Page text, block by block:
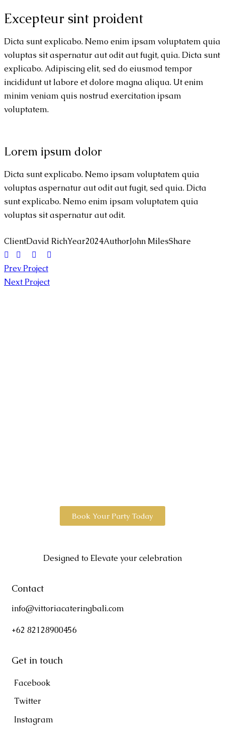
Excepteur sint proident
Dicta sunt explicabo. Nemo enim ipsam voluptatem quia
voluptas sit aspernatur aut odit aut fugit, quia. Dicta sunt
explicabo. Adipiscing elit, sed do eiusmod tempor
incididunt ut labore et dolore magna aliqua. Ut enim
minim veniam quis nostrud exercitation ipsam
voluptatem.
Lorem ipsum dolor
Dicta sunt explicabo. Nemo ipsam voluptatem quia
voluptas aspernatur aut odit aut fugit, sed quia. Dicta
sunt explicabo. Nemo enim ipsam voluptatem quia
voluptas sit aspernatur aut odit.
ClientDavid RichYear2024AuthorJohn MilesShare
Prev Project
Next Project
Book Your Party Today
Designed to Elevate your celebration
Contact
info@vittoriacateringbali.com
+62 82128900456
Get in touch
Facebook
Twitter
Instagram